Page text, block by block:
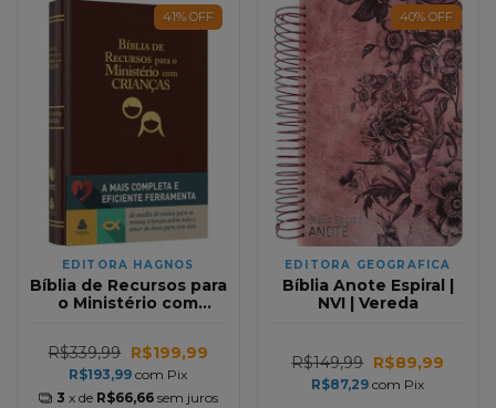
41% OFF
EDITORA HAGNOS
Bíblia de Recursos para
o Ministério com
R$339,99 R$199,99
R$193,99com Pix
3 x de R$66,66 sem juros
40% OFF
EDITORA GEOGRAFICA
Bíblia Anote Espiral |
NVI | Vereda
R$149,99 R$89,99
R$87,29com Pix